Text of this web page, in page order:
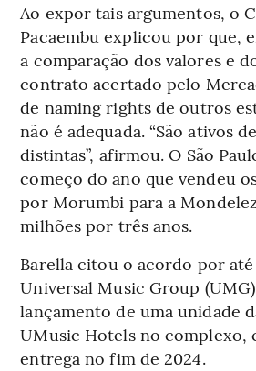
Ao expor tais argumentos, o
Pacaembu explicou por que,
a comparação dos valores e
contrato acertado pelo
de naming rights de outros
não é adequada. “São ativos
distintas”, afirmou. O São
começo do ano que vendeu
por Morumbi para a
milhões por três anos.
Barella citou o acordo por
Universal Music Group
lançamento de uma unidade
UMusic Hotels no complexo,
entrega no fim de 2024.